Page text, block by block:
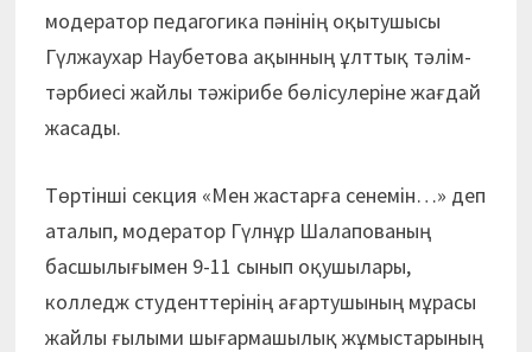
модератор педагогика пәнінің оқытушысы
Гүлжаухар Наубетова ақынның ұлттық тәлім-
тәрбиесі жайлы тәжірибе бөлісулеріне жағдай
жасады.
Төртінші секция «Мен жастарға сенемін…» деп
аталып, модератор Гүлнұр Шалапованың
басшылығымен 9-11 сынып оқушылары,
колледж студенттерінің ағартушының мұрасы
жайлы ғылыми шығармашылық жұмыстарының